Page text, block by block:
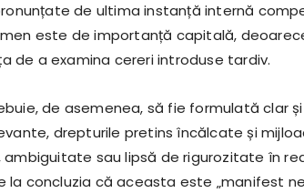
de ultima instanță internă
este de importanță capitală,
de a examina cereri introduse tardiv.
de asemenea, să fie formulată clar
drepturile pretins încălcate și
ambiguitate sau lipsă de rigurozitate în
la concluzia că aceasta este „manifest